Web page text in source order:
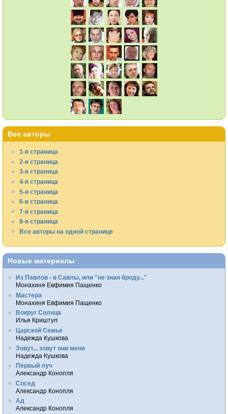
Все авторы
1-я страница
2-я страница
3-я страница
4-я страница
5-я страница
6-я страница
7-я страница
8-я страница
Все авторы на одной странице
Новые материалы
Из Павлов - в Савлы, или "не зная броду..."
Монахиня Евфимия Пащенко
Мастера
Монахиня Евфимия Пащенко
Вокруг Солнца
Илья Криштул
Царской Семье
Надежда Кушкова
Зовут... зовут они меня
Надежда Кушкова
Первый луч
Александр Конопля
Сосед
Александр Конопля
Ад
Александр Конопля